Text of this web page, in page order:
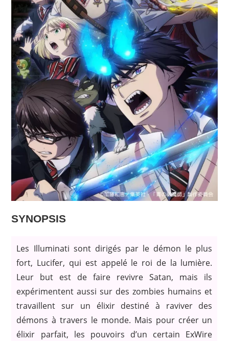
SYNOPSIS
Les Illuminati sont dirigés par le démon le plus
fort, Lucifer, qui est appelé le roi de la lumière.
Leur but est de faire revivre Satan, mais ils
expérimentent aussi sur des zombies humains et
travaillent sur un élixir destiné à raviver des
démons à travers le monde. Mais pour créer un
élixir parfait, les pouvoirs d’un certain ExWire